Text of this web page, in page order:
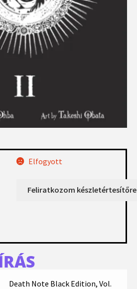
Elfogyott
Death Note Black Edition, Vol.